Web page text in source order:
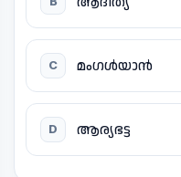
C മംഗൾയാൻ
D ആര്യഭട്ട